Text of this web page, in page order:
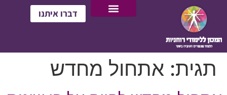
דברו איתנו
תגית: אתחול מחדש